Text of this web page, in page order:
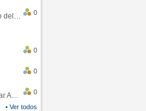
4 Señales que sugieren un mal comienzo del 3T de la economía EEUU
0
0
0
Monedas y Efecto “post-Trump”: ¿Un Dólar Americano operando en rangos?
0
• Ver todos